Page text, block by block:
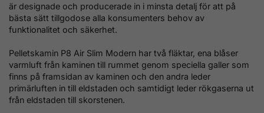
är designade och producerade in i minsta detalj för att på
bästa sätt tillgodose alla konsumenters behov av
funktionalitet och säkerhet.
Pelletskamin P8 Air Slim Modern har två fläktar, ena blåser
varmluft från kaminen till rummet genom speciella galler som
finns på framsidan av kaminen och den andra leder
primärluften in till eldstaden och samtidigt leder rökgaserna ut
från eldstaden till skorstenen.